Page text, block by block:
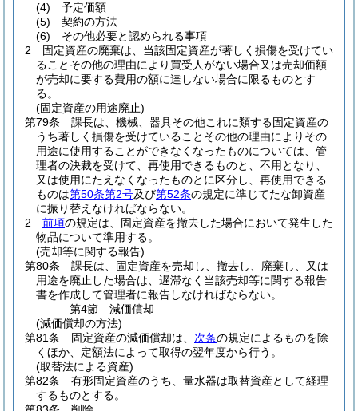
(4)
予定価額
(5)
契約の方法
(6)
その他必要と認められる事項
2
固定資産の廃棄は、当該固定資産が著しく損傷を受けてい
ることその他の理由により買受人がない場合又は売却価額
が売却に要する費用の額に達しない場合に限るものとす
る。
(固定資産の用途廃止)
第79条
課長は、機械、器具その他これに類する固定資産の
うち著しく損傷を受けていることその他の理由によりその
用途に使用することができなくなったものについては、管
理者の決裁を受けて、再使用できるものと、不用となり、
又は使用にたえなくなったものとに区分し、再使用できる
ものは第50条第2号及び第52条の規定に準じてたな卸資産
に振り替えなければならない。
2
前項の規定は、固定資産を撤去した場合において発生した
物品について準用する。
(売却等に関する報告)
第80条
課長は、固定資産を売却し、撤去し、廃棄し、又は
用途を廃止した場合は、遅滞なく当該売却等に関する報告
書を作成して管理者に報告しなければならない。
第4節
減価償却
(減価償却の方法)
第81条
固定資産の減価償却は、 次条の規定によるものを除
くほか、定額法によって取得の翌年度から行う。
(取替法による資産)
第82条
有形固定資産のうち、量水器は取替資産として経理
するものとする。